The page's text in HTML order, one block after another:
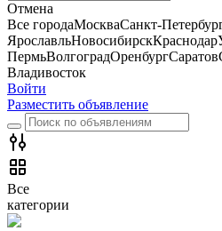
Отмена
Все городаМоскваСанкт-
ЯрославльНовосибирскКраснодар
ПермьВолгоградОренбургСаратов
Владивосток
Войти
Разместить объявление
Все
категории